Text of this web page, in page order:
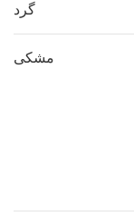
گرد
مشکی